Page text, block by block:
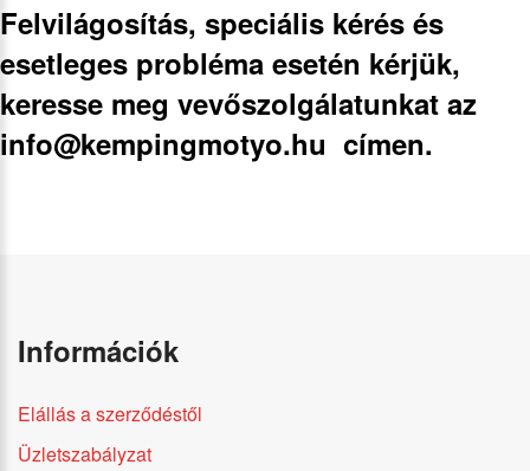
Felvilágosítás, speciális kérés és
esetleges probléma esetén kérjük,
keresse meg vevőszolgálatunkat az
info@kempingmotyo.hu címen.
Információk
Elállás a szerződéstől
Üzletszabályzat